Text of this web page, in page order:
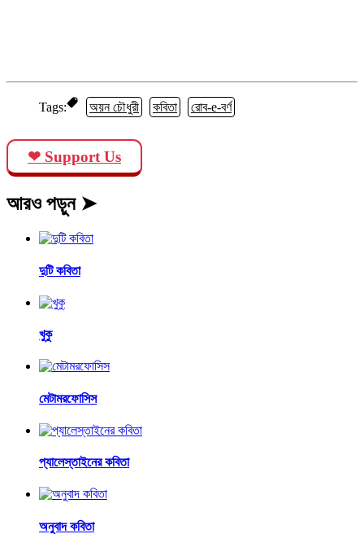
Tags: অয়ন চৌধুরী কবিতা রোব-e-বর্ণ
❤ Support Us
আরও পড়ুন ➤
দুটি কবিতা
খুকু
মেটামরফোসিস
প্যালেস্তাইনের কবিতা
অনুবাদ কবিতা